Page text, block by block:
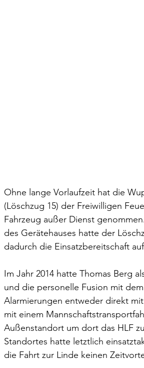
Ohne lange Vorlaufzeit hat die
(Löschzug 15) der Freiwilligen
Fahrzeug außer Dienst
des Gerätehauses hatte der
dadurch die Einsatzbereitschaft
Im Jahr 2014 hatte Thomas Berg
und die personelle Fusion mit
Alarmierungen entweder direkt
mit einem
Außenstandort um dort das HLF
Standortes hatte letztlich
die Fahrt zur Linde keinen